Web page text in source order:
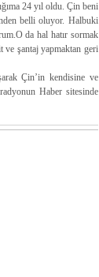
24 yıl oldu. Çin beni
belli oluyor. Halbuki
da hal hatır sormak
ve şantaj yapmaktan geri
Çin’in kendisine ve
Haber sitesinde